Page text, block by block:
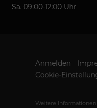
Sa. 09:00-12:00 Uhr
Anmelden
Cookie-
Weitere